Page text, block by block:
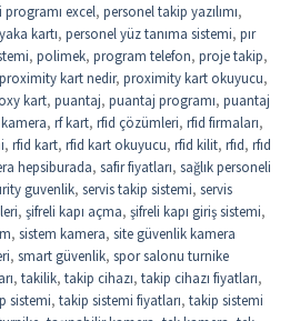
excel, personel takip yazılımı,
kartı, personel yüz tanıma sistemi, pır
, polimek, program telefon, proje takip,
proximity kart nedir, proximity kart okuyucu,
kart, puantaj, puantaj programı, puantaj
, rf kart, rfid çözümleri, rfid firmaları,
, rfid kart, rfid kart okuyucu, rfid kilit, rfıd, rfıd
hepsiburada, safir fiyatları, sağlık personeli
guvenlik, servis takip sistemi, servis
, şifreli kapı açma, şifreli kapı giriş sistemi,
, sistem kamera, site güvenlik kamera
, smart güvenlik, spor salonu turnike
, takilik, takip cihazı, takip cihazı fiyatları,
sistemi, takip sistemi fiyatları, takip sistemi